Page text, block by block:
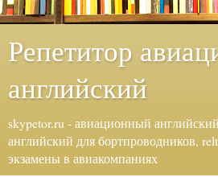
Репетитор
английский
skypetor.ru - авиационный
английский для бортпроводников,
экзамены в авиакомпаниях